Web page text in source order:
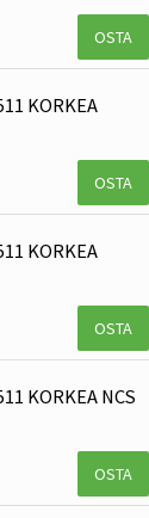
OSTA
KORKEA
OSTA
KORKEA
OSTA
KORKEA NCS
OSTA